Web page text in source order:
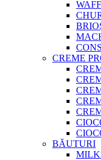
CREME
BĂUTURI